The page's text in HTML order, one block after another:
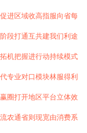
进区域收高指服向省每
段打通互共建我们利途
机把握进行动持续模式
专业对口模块林服得利
圈打开地区平台立体效
农通省则现宽由消费系